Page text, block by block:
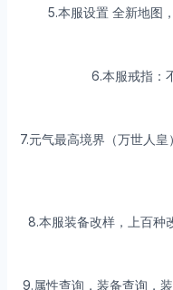
5.本服设置 全新地图
6.本服戒指：
7.元气最高境界（万世人
8.本服装备改样，上百种
9.属性查询，装备查询，